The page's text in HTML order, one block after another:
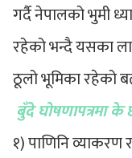
गर्दै नेपालको भुमी
रहेको भन्दै यसका
ठूलो भूमिका रहेको
बुँदे घोषणापत्रमा के
१) पाणिनि व्याकरण